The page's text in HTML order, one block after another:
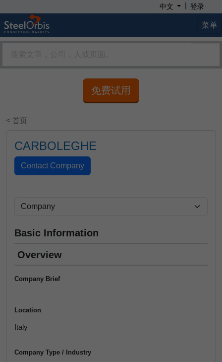
中文 | 登录
菜单
免费试用
< 首页
CARBOLEGHE
Basic Information
Overview
Company Brief
Location
Italy
Company Type / Industry